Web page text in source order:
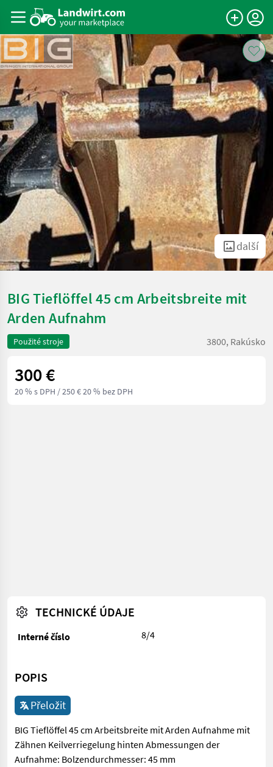
další
BIG Tieflöffel 45 cm Arbeitsbreite mit
Arden Aufnahm
Použité stroje 3800, Rakúsko
300 €
20 % s DPH / 250 € 20 % bez DPH
TECHNICKÉ ÚDAJE
Interné číslo 8/4
POPIS
Přeložit
BIG Tieflöffel 45 cm Arbeitsbreite mit Arden Aufnahme mit
Zähnen Keilverriegelung hinten Abmessungen der
Aufnahme: Bolzendurchmesser: 45 mm